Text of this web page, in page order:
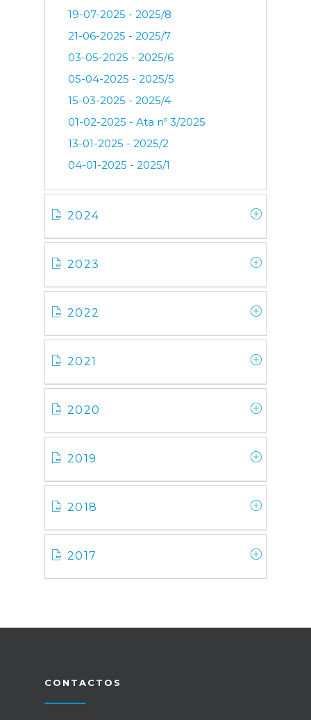
19-07-2025 - 2025/8
21-06-2025 - 2025/7
03-05-2025 - 2025/6
05-04-2025 - 2025/5
15-03-2025 - 2025/4
01-02-2025 - Ata nº 3/2025
13-01-2025 - 2025/2
04-01-2025 - 2025/1
2024
2023
2022
2021
2020
2019
2018
2017
CONTACTOS